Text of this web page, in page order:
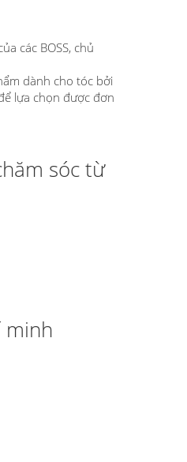
các BOSS, chủ
dành cho tóc bởi
lựa chọn được đơn
sóc từ
minh